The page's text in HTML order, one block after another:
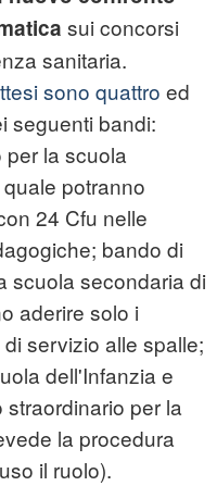
sui concorsi
sanitaria.
sono quattro ed
seguenti bandi:
la scuola
potranno
24 Cfu nelle
bando di
scuola secondaria di
aderire solo i
servizio alle spalle;
dell'Infanzia e
per la
la procedura
il ruolo).